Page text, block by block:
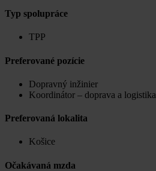
Typ spolupráce
TPP
Preferované pozície
Dopravný inžinier
Koordinátor – doprava a logistika
Preferovaná lokalita
Košice
Očakávaná mzda